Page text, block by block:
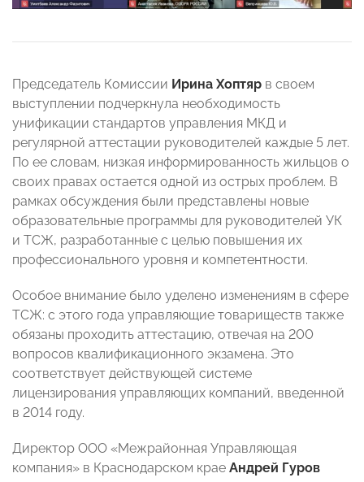
Председатель Комиссии Ирина Хоптяр в своем
выступлении подчеркнула необходимость
унификации стандартов управления МКД и
регулярной аттестации руководителей каждые 5 лет.
По ее словам, низкая информированность жильцов о
своих правах остается одной из острых проблем. В
рамках обсуждения были представлены новые
образовательные программы для руководителей УК
и ТСЖ, разработанные с целью повышения их
профессионального уровня и компетентности.
Особое внимание было уделено изменениям в сфере
ТСЖ: с этого года управляющие товариществ также
обязаны проходить аттестацию, отвечая на 200
вопросов квалификационного экзамена. Это
соответствует действующей системе
лицензирования управляющих компаний, введенной
в 2014 году.
Директор ООО «Межрайонная Управляющая
компания» в Краснодарском крае Андрей Гуров